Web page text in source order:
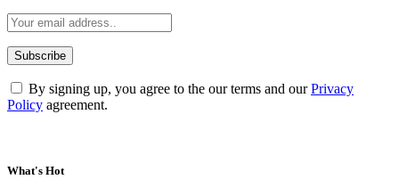
By signing up, you agree to the our terms and ourPrivacy
Policy agreement.
What's Hot